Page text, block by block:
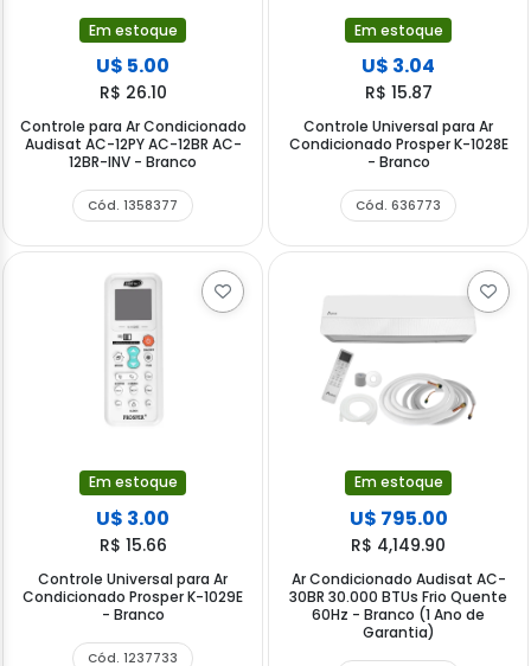
Em estoque
U$ 5.00
R$ 26.10
Controle para Ar Condicionado
Audisat AC-12PY AC-12BR AC-
12BR-INV - Branco
Cód. 1358377
Em estoque
U$ 3.04
R$ 15.87
Controle Universal para Ar
Condicionado Prosper K-1028E
- Branco
Cód. 636773
Em estoque
U$ 3.00
R$ 15.66
Controle Universal para Ar
Condicionado Prosper K-1029E
- Branco
Cód. 1237733
Em estoque
U$ 795.00
R$ 4,149.90
Ar Condicionado Audisat AC-
30BR 30.000 BTUs Frio Quente
60Hz - Branco (1 Ano de
Garantia)